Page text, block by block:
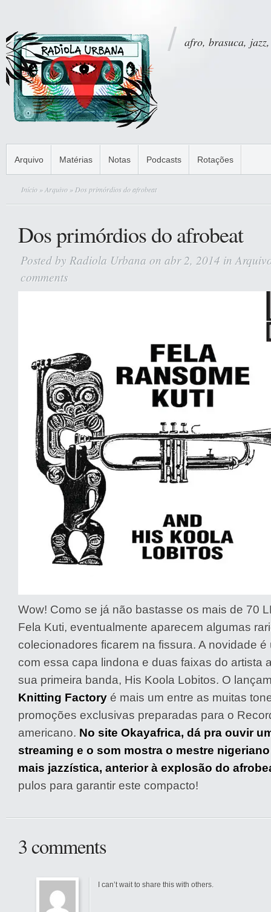
afro, brasuca,
Arquivo Matérias Notas Podcasts Rotações
Início »Arquivo » Dos primórdios do afrobeat
Dos primórdios do afrobeat
Posted by Radiola Urbana on abr 2, 2014 in
comments
Wow! Como se já não bastasse os mais de 70
Fela Kuti, eventualmente aparecem algumas
colecionadores ficarem na fissura. A novidade
com essa capa lindona e duas faixas do artista
sua primeira banda, His Koola Lobitos. O
Knitting Factory é mais um entre as muitas
promoções exclusivas preparadas para o
americano. No site Okayafrica, dá pra ouvir
streaming e o som mostra o mestre
mais jazzística, anterior à explosão do
pulos para garantir este compacto!
3 comments
I can’t wait to share this with others.